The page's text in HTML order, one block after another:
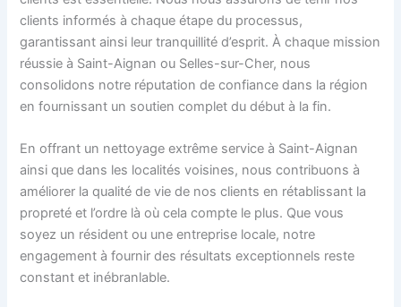
clients informés à chaque étape du processus,
garantissant ainsi leur tranquillité d’esprit. À chaque mission
réussie à Saint-Aignan ou Selles-sur-Cher, nous
consolidons notre réputation de confiance dans la région
en fournissant un soutien complet du début à la fin.
En offrant un nettoyage extrême service à Saint-Aignan
ainsi que dans les localités voisines, nous contribuons à
améliorer la qualité de vie de nos clients en rétablissant la
propreté et l’ordre là où cela compte le plus. Que vous
soyez un résident ou une entreprise locale, notre
engagement à fournir des résultats exceptionnels reste
constant et inébranlable.